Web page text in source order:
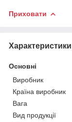
Приховати
Характеристики
Основні
Виробник
Країна виробник
Вага
Вид продукції